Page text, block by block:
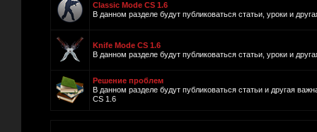
Classic Mode CS 1.6
В данном разделе будут публиковаться статьи, уроки и
Knife Mode CS 1.6
В данном разделе будут публиковаться статьи, уроки и
Решение проблем
В данном разделе будут публиковаться статьи и другая
CS 1.6